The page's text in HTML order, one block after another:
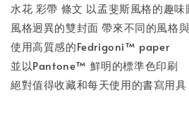
水花 彩帶 條文 以孟斐斯風格的趣
風格迥異的雙封面 帶來不同的風格
使用高質感的Fedrigoni™ paper
並以Pantone™ 鮮明的標準色印刷
絕對值得收藏和每天使用的書寫用具